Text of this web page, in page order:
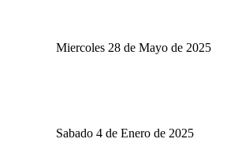
Miercoles 28 de Mayo de 2025
Sabado 4 de Enero de 2025